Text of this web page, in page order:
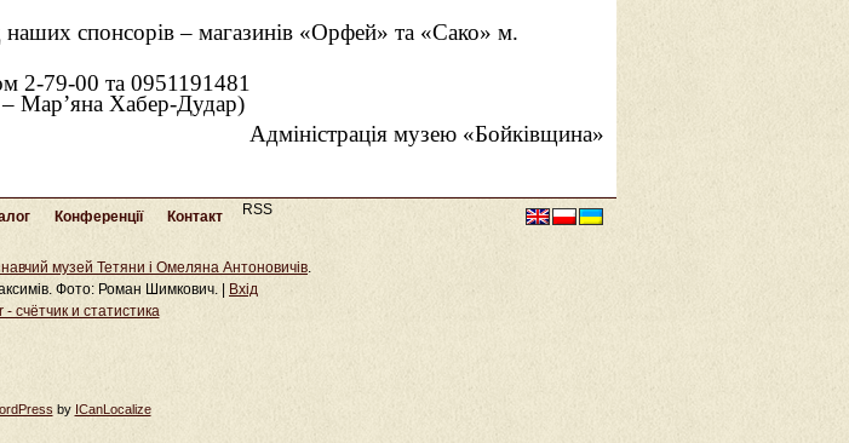
спонсорів – магазинів «Орфей» та «Сако» м.
2-79-00 та 0951191481
– Мар’яна Хабер-Дудар)
Адміністрація музею «Бойківщина»
Конференції Контакт RSS
музей Тетяни і Омеляна Антоновичів.
Фото: Роман Шимкович. | Вхід
by ICanLocalize